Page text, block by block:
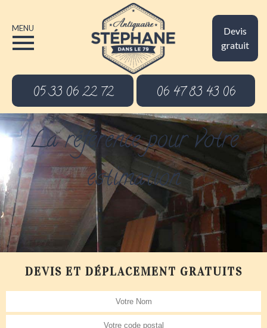
Devis
gratuit
MENU
05 33 06 22 72 06 47 83 43 06
La référence pour votre
estimation
DEVIS ET DÉPLACEMENT GRATUITS